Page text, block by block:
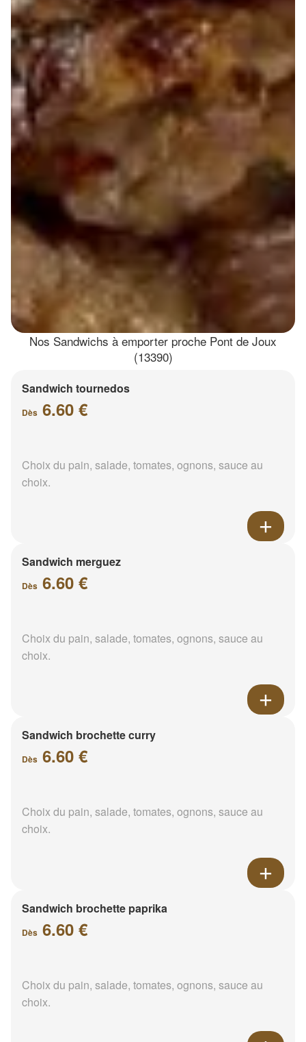
Nos Sandwichs à emporter proche Pont de Joux
(13390)
Sandwich tournedos
Dès 6.60 €
Choix du pain, salade, tomates, ognons, sauce au
choix.
Sandwich merguez
Dès 6.60 €
Choix du pain, salade, tomates, ognons, sauce au
choix.
Sandwich brochette curry
Dès 6.60 €
Choix du pain, salade, tomates, ognons, sauce au
choix.
Sandwich brochette paprika
Dès 6.60 €
Choix du pain, salade, tomates, ognons, sauce au
choix.